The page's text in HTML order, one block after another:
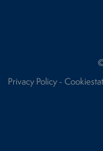
Privacy Policy-